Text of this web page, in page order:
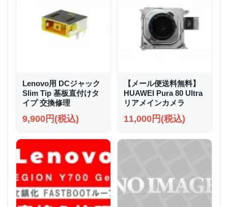
Lenovo用 DCジャック
Slim Tip 基板直付けタ
イプ 交換修理
9,900円(税込)
【メール便送料無料】
HUAWEI Pura 80 Ultra
リアメインカメラ
11,000円(税込)